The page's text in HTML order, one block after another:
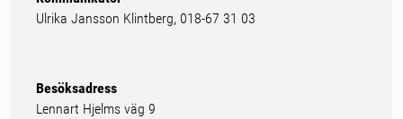
Ulrika Jansson Klintberg, 018-67 31 03
Besöksadress
Lennart Hjelms väg 9